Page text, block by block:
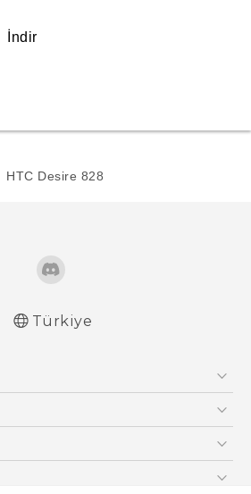
İndir
HTC Desire 828‎
Türkiye